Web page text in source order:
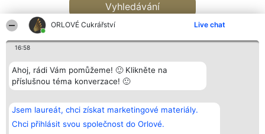
ORLOVÉ Cukrářství Live chat
16:58
Ahoj, rádi Vám pomůžeme! 🙂 Klikněte na
příslušnou téma konverzace! 🙂
Jsem laureát, chci získat marketingové materiály.
Chci přihlásit svou společnost do Orlové.
Vyhledávání
Bright Side Solutions sp. z o.
o. sp. k.
ul. Ruska 22
Wrocław 50-079
Vítězové
Seznam všech
laureátů
Zásady
Kontakt